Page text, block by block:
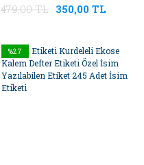
479,00 TL 350,00 TL
%27